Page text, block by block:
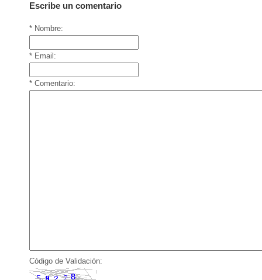
Escribe un comentario
* Nombre:
* Email:
* Comentario:
Código de Validación: